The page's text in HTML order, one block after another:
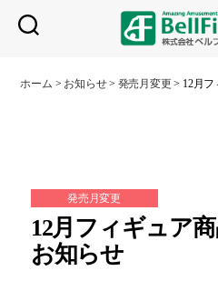
フ
ホーム > お知らせ> 発売月変更 > 12月
発売月変更
12月フィギュア
お知らせ